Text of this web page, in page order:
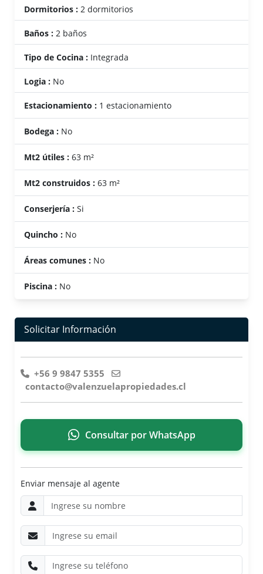
Dormitorios : 2 dormitorios
Baños : 2 baños
Tipo de Cocina : Integrada
Logia : No
Estacionamiento : 1 estacionamiento
Bodega : No
Mt2 útiles : 63 m²
Mt2 construidos : 63 m²
Conserjería : Si
Quincho : No
Áreas comunes : No
Piscina : No
Solicitar Información
+56 9 9847 5355
contacto@valenzuelapropiedades.cl
Consultar por WhatsApp
Enviar mensaje al agente